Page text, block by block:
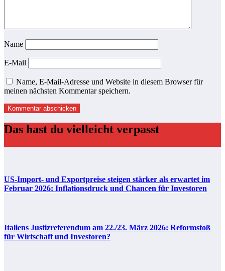
Name
E-Mail
Name, E-Mail-Adresse und Website in diesem Browser für
meinen nächsten Kommentar speichern.
Das hast du vielleicht verpasst
US-Import- und Exportpreise steigen stärker als erwartet im
Februar 2026: Inflationsdruck und Chancen für Investoren
Italiens Justizreferendum am 22./23. März 2026: Reformstoß
für Wirtschaft und Investoren?